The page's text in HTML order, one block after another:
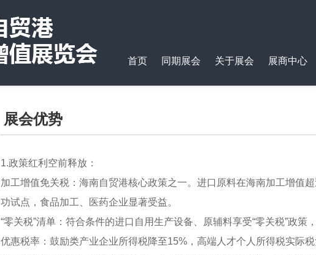
首页 同期展会 关于展会 展商中心
展会优势
1.政策红利空前释放：
加工增值免关税：海南自贸港核心政策之一。进口原料在海南加工增值
功试点，食品加工、医药企业显著受益。
“零关税”清单：符合条件的进口自用生产设备、原辅料享受“零关税”政策
优惠税率：鼓励类产业企业所得税降至15%，高端人才个人所得税实际税